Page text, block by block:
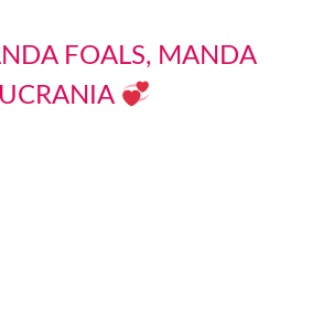
FOALS, MANDA